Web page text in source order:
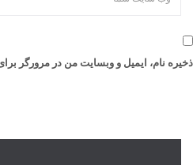
ذخیره نام، ایمیل و وبسایت من در مرورگر